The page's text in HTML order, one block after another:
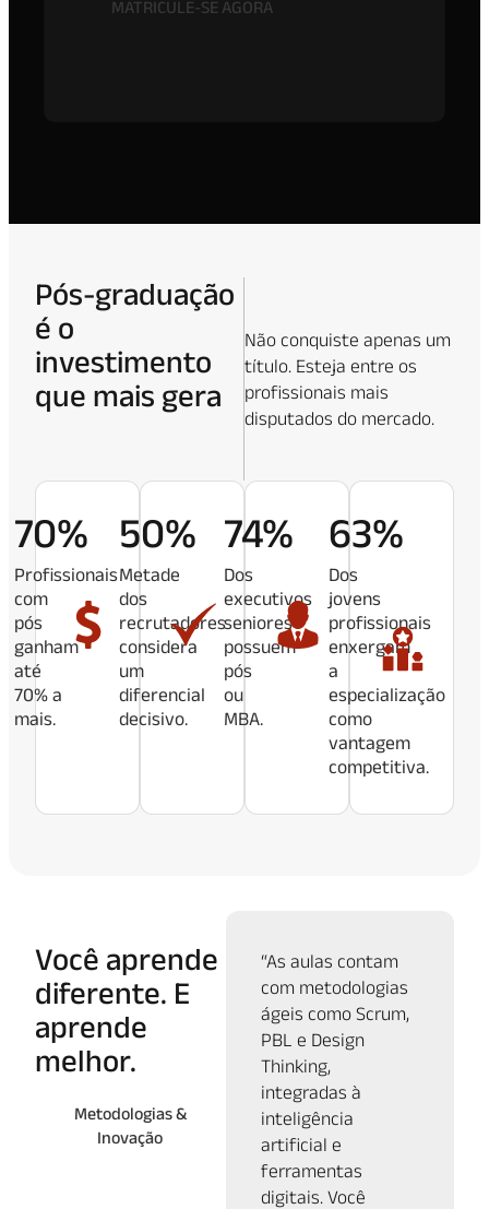
MATRICULE-SE AGORA
Pós-graduação
é o
investimento
que mais gera
Não conquiste apenas um
título. Esteja entre os
profissionais mais
disputados do mercado.
70%
Profissionais
com
pós
ganham
até
70% a
mais.
50%
Metade
dos
recrutadores
considera
um
diferencial
decisivo.
74%
Dos
executivos
seniores
possuem
pós
ou
MBA.
63%
Dos
jovens
profissionais
enxergam
a
especialização
como
vantagem
competitiva.
Você aprende
diferente. E
aprende
melhor.
Metodologias &
Inovação
“As aulas contam
com metodologias
ágeis como Scrum,
PBL e Design
Thinking,
integradas à
inteligência
artificial e
ferramentas
digitais. Você